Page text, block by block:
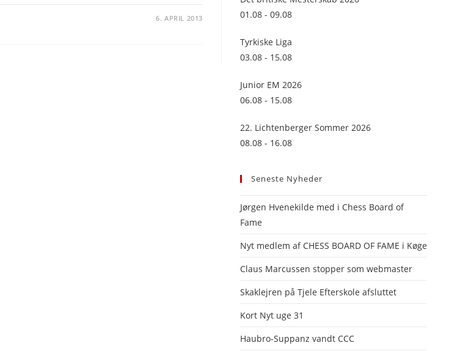
6. APRIL 2013
01.08 - 09.08
Tyrkiske Liga
03.08 - 15.08
Junior EM 2026
06.08 - 15.08
22. Lichtenberger Sommer 2026
08.08 - 16.08
Seneste Nyheder
Jørgen Hvenekilde med i Chess Board of
Fame
Nyt medlem af CHESS BOARD OF FAME i Køge
Claus Marcussen stopper som webmaster
Skaklejren på Tjele Efterskole afsluttet
Kort Nyt uge 31
Haubro-Suppanz vandt CCC